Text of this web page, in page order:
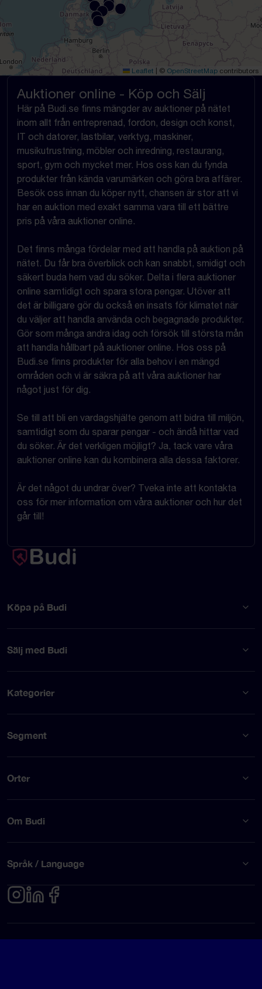
Leaflet | © OpenStreetMap contributors
Auktioner online - Köp och Sälj
Här på Budi.se finns mängder av auktioner på nätet
inom allt från entreprenad, fordon, design och konst,
IT och datorer, lastbilar, verktyg, maskiner,
musikutrustning, möbler och inredning, restaurang,
sport, gym och mycket mer. Hos oss kan du fynda
produkter från kända varumärken och göra bra affärer.
Besök oss innan du köper nytt, chansen är stor att vi
har en auktion med exakt samma vara till ett bättre
pris på våra auktioner online.
Det finns många fördelar med att handla på auktion på
nätet. Du får bra överblick och kan snabbt, smidigt och
säkert buda hem vad du söker. Delta i flera auktioner
online samtidigt och spara stora pengar. Utöver att
det är billigare gör du också en insats för klimatet när
du väljer att handla använda och begagnade produkter.
Gör som många andra idag och försök till största mån
att handla hållbart på auktioner online. Hos oss på
Budi.se finns produkter för alla behov i en mängd
områden och vi är säkra på att våra auktioner har
något just för dig.
Se till att bli en vardagshjälte genom att bidra till miljön,
samtidigt som du sparar pengar - och ändå hittar vad
du söker. Är det verkligen möjligt? Ja, tack vare våra
auktioner online kan du kombinera alla dessa faktorer.
Är det något du undrar över? Tveka inte att kontakta
oss för mer information om våra auktioner och hur det
går till!
Köpa på Budi
Sälj med Budi
Kategorier
Segment
Orter
Om Budi
Språk / Language